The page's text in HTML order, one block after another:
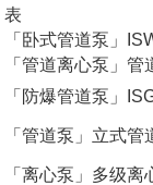
表
「卧式管道泵」
「管道离心泵」
「防爆管道泵」
「管道泵」立式
「离心泵」多级离